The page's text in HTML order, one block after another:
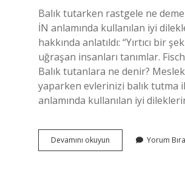
Balık tutarken rastgele ne
İN anlamında kullanılan iyi
hakkında anlatıldı: “Yırtıcı bir
uğraşan insanları tanımlar.
Balık tutanlara ne denir?
yaparken evlerinizi balık tutma
anlamında kullanılan iyi
Devamını okuyun
Tutan
Yorum